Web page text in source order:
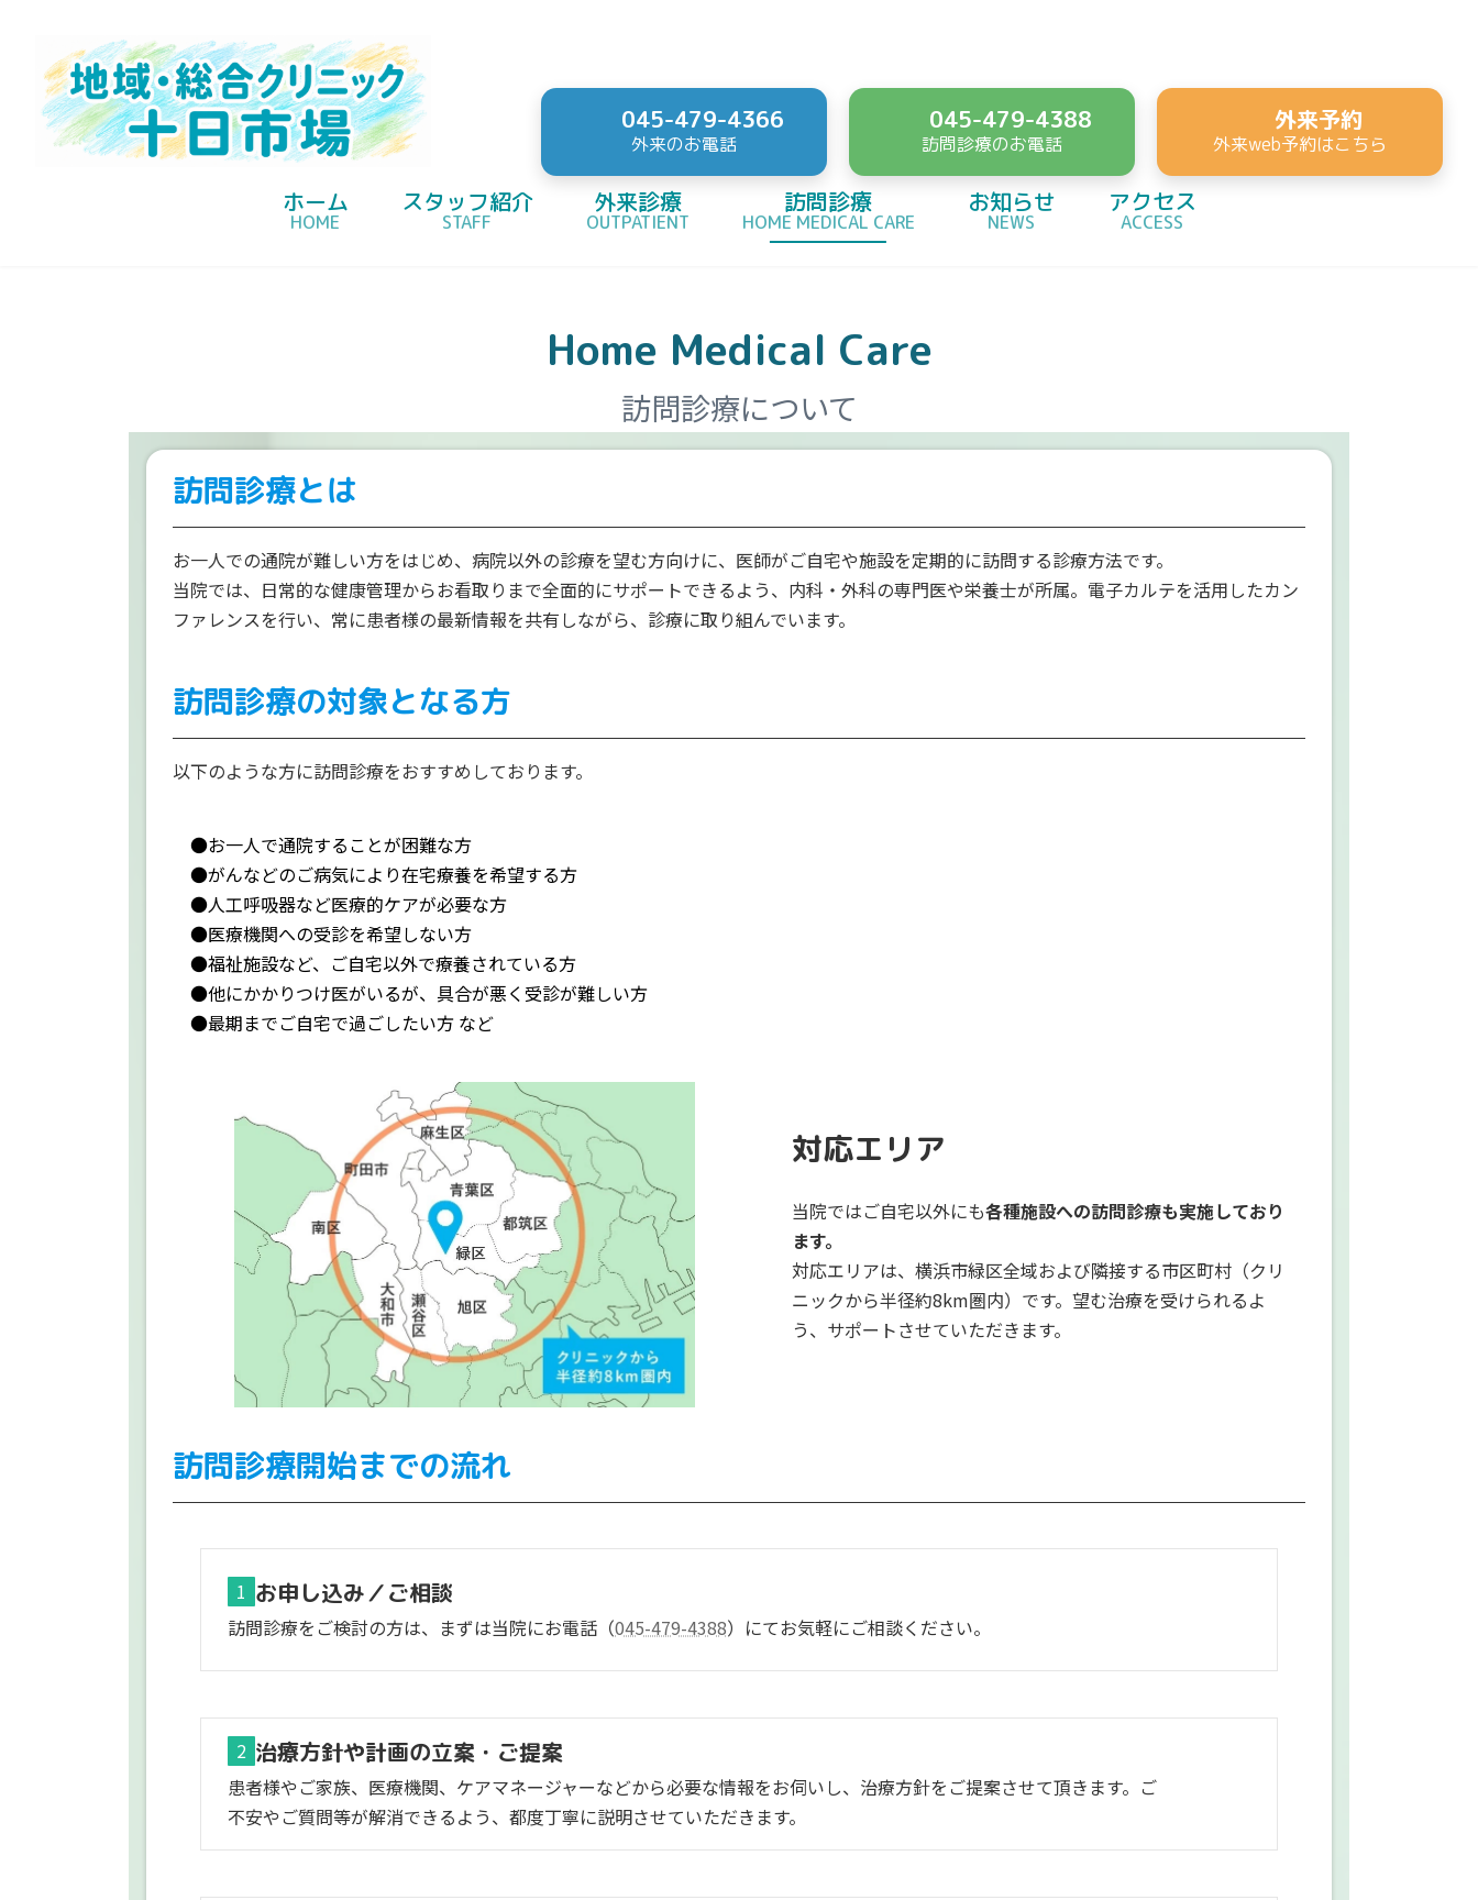
045-479-4366
外来のお電話
045-479-4388
訪問診療のお電話
外来予約
外来web予約はこちら
ホーム
HOME
スタッフ紹介
STAFF
外来診療
OUTPATIENT
訪問診療
HOME MEDICAL CARE
お知らせ
NEWS
アクセス
ACCESS
Home Medical Care
訪問診療について
訪問診療とは
お一人での通院が難しい方をはじめ、病院以外の診療を望む方向けに、医師がご自宅や施設を定期的に訪問する診療方法です。
当院では、日常的な健康管理からお看取りまで全面的にサポートできるよう、内科・外科の専門医や栄養士が所属。電子カルテを活用したカン
ファレンスを行い、常に患者様の最新情報を共有しながら、診療に取り組んでいます。
訪問診療の対象となる方
以下のような方に訪問診療をおすすめしております。
●お一人で通院することが困難な方
●がんなどのご病気により在宅療養を希望する方
●人工呼吸器など医療的ケアが必要な方
●医療機関への受診を希望しない方
●福祉施設など、ご自宅以外で療養されている方
●他にかかりつけ医がいるが、具合が悪く受診が難しい方
●最期までご自宅で過ごしたい方 など
対応エリア
当院ではご自宅以外にも各種施設への訪問診療も実施しており
ます。
対応エリアは、横浜市緑区全域および隣接する市区町村（クリ
ニックから半径約8km圏内）です。望む治療を受けられるよ
う、サポートさせていただきます。
訪問診療開始までの流れ
1 お申し込み／ご相談
訪問診療をご検討の方は、まずは当院にお電話（045-479-4388）にてお気軽にご相談ください。
2 治療方針や計画の立案・ご提案
患者様やご家族、医療機関、ケアマネージャーなどから必要な情報をお伺いし、治療方針をご提案させて頂きます。ご
不安やご質問等が解消できるよう、都度丁寧に説明させていただきます。